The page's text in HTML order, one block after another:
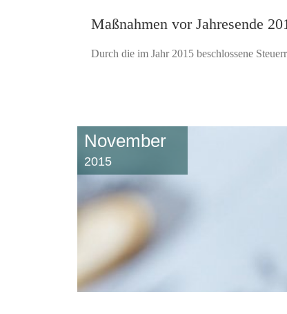
Maßnahmen vor Jahresende
Durch die im Jahr 2015 beschlossene
November
2015